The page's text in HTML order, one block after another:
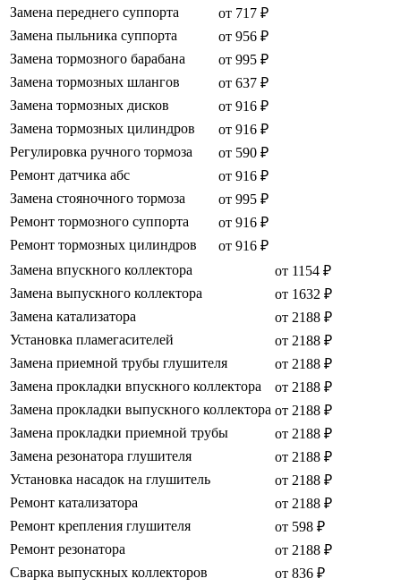
Замена переднего суппорта
от 717 ₽
Замена пыльника суппорта
от 956 ₽
Замена тормозного барабана
от 995 ₽
Замена тормозных шлангов
от 637 ₽
Замена тормозных дисков
от 916 ₽
Замена тормозных цилиндров
от 916 ₽
Регулировка ручного тормоза
от 590 ₽
Ремонт датчика абс
от 916 ₽
Замена стояночного тормоза
от 995 ₽
Ремонт тормозного суппорта
от 916 ₽
Ремонт тормозных цилиндров
от 916 ₽
Замена впускного коллектора
от 1154 ₽
Замена выпускного коллектора
от 1632 ₽
Замена катализатора
от 2188 ₽
Установка пламегасителей
от 2188 ₽
Замена приемной трубы глушителя
от 2188 ₽
Замена прокладки впускного коллектора
от 2188 ₽
Замена прокладки выпускного коллектора от 2188 ₽
Замена прокладки приемной трубы
от 2188 ₽
Замена резонатора глушителя
от 2188 ₽
Установка насадок на глушитель
от 2188 ₽
Ремонт катализатора
от 2188 ₽
Ремонт крепления глушителя
от 598 ₽
Ремонт резонатора
от 2188 ₽
Сварка выпускных коллекторов
от 836 ₽